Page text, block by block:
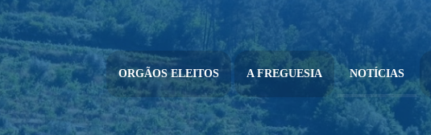
ORGÃOS ELEITOS A FREGUESIA NOTÍCIAS